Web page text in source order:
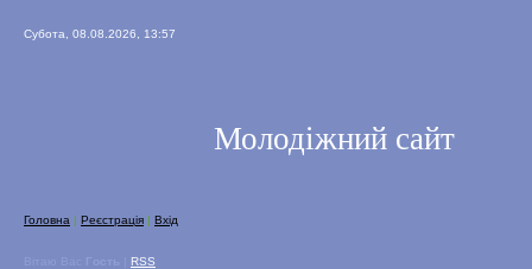
Субота, 08.08.2026, 13:57
Молодіжний сайт
Головна | Реєстрація | Вхід
RSS